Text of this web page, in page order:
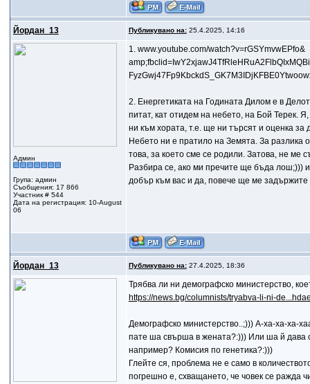
Йордан_13 Публикувано на:25.4.2025, 14:16
Админ
Група: админ
Съобщения: 17 866
Участник # 544
Дата на регистрация: 10-August
06
1. www.youtube.com/watch?v=rGSYmvwEPfo&
2. Енергетиката на Годината Дилом е в
питат, кат отидем на небето, на Бой Терек.
ни към хората, т.е. ще ни търсят и оценка
Небето ни е пратило на Земята. За разлика
това, за което сме се родили. Затова, не ме
Разбира се, ако ми пречите ще бъда лош;)))
добър към вас и да, повече ще ме
Йордан_13 Публикувано на:27.4.2025, 18:36
Трябва ли ни демографско министерство,
https://news.bg/columnists/tryabva-li-ni-
Демографско министерство..;))) А-ха-ха-ха-
пате ша свърша в жената?:))) Или ша й дава
например? Комисия по генетика?:)))
Глейте ся, проблема не е само в
погрешно е, схващането, че човек се ражда